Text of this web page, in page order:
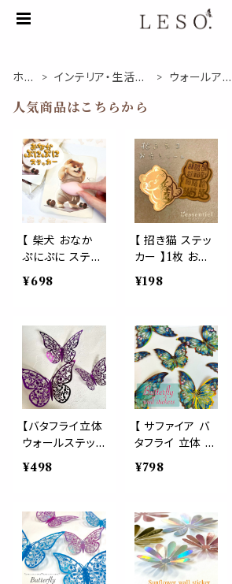
ホー
インテリア・生活ア
ウォールアイ
人気商品はこちらから
【 柴犬 おなか
ぷにぷに ステッ
カー 】 ダイエッ
ト 筋トレ ピンク
ぽっちゃり ぷっく
り 腹出し おデブ
立体 柔らかい
スクイーズ ふわ
ふわ マシュマロ
触感 気持ちいい
癒し かわいい
ストレス 解消 シ
ション
¥698
【 招き猫 ステッ
カー 】1枚 お守
り シール まねき
ネコ 幸運 金運
ド 福 健康 恋愛
耐水 お財布 車
机 玄関 プレゼ
ント
¥198
【バタフライ立体
ウォールステッ
カー】シンプル
パープル 紫 12
壁紙 両面テープ
シール 蝶々 お
しゃれ デコレー
ション 結婚式 ウ
ェルカムボード
¥498
【 サファイア バ
タフライ 立体 ウ
ォールステッカ
ー 】12ピース入
枚 小8枚) ゴー
ルドライン 宝石
ジュエリー 蝶々
神秘的 幸運 壁
紙 両面テープ付
¥798